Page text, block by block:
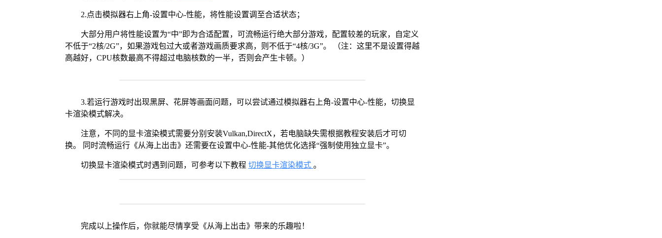
2.点击模拟器右上角-设置中心-性能，将性能设置调至合适状态；
大部分用户将性能设置为“中”即为合适配置，可流畅运行绝大部分游戏，配置较差的玩家，自定义
不低于“2核/2G”，如果游戏包过大或者游戏画质要求高，则不低于“4核/3G”。 （注：这里不是设置得越
高越好，CPU核数最高不得超过电脑核数的一半，否则会产生卡顿。）
3.若运行游戏时出现黑屏、花屏等画面问题，可以尝试通过模拟器右上角-设置中心-性能，切换显
卡渲染模式解决。
注意，不同的显卡渲染模式需要分别安装Vulkan,DirectX，若电脑缺失需根据教程安装后才可切
换。 同时流畅运行《从海上出击》还需要在设置中心-性能-其他优化选择“强制使用独立显卡”。
切换显卡渲染模式时遇到问题，可参考以下教程 切换显卡渲染模式 。
完成以上操作后，你就能尽情享受《从海上出击》带来的乐趣啦！